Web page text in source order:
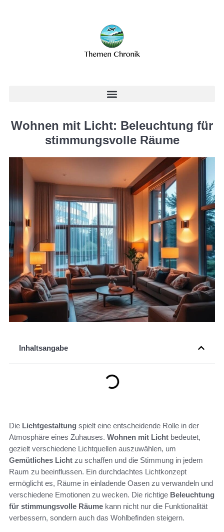
Wohnen mit Licht: Beleuchtung für
stimmungsvolle Räume
Inhaltsangabe
Die Lichtgestaltung spielt eine entscheidende Rolle in der
Atmosphäre eines Zuhauses. Wohnen mit Licht bedeutet,
gezielt verschiedene Lichtquellen auszuwählen, um
Gemütliches Licht zu schaffen und die Stimmung in jedem
Raum zu beeinflussen. Ein durchdachtes Lichtkonzept
ermöglicht es, Räume in einladende Oasen zu verwandeln und
verschiedene Emotionen zu wecken. Die richtige Beleuchtung
für stimmungsvolle Räume kann nicht nur die Funktionalität
verbessern, sondern auch das Wohlbefinden steigern.